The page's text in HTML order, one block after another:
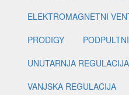
ELEKTROMAGNETNI
PRODIGY
PODPULTNI
UNUTARNJA REGULACIJA
VANJSKA REGULACIJA